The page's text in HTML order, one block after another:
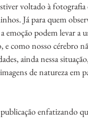
voltado à
Já para quem
emoção podem levar a
e como nosso cérebro
ainda nessa
de natureza
enfatizando